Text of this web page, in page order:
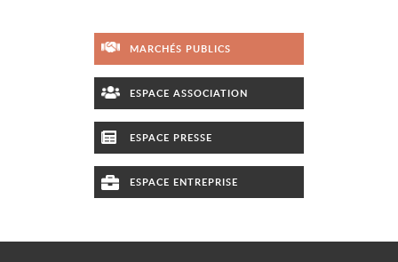
MARCHÉS PUBLICS
ESPACE ASSOCIATION
ESPACE PRESSE
ESPACE ENTREPRISE